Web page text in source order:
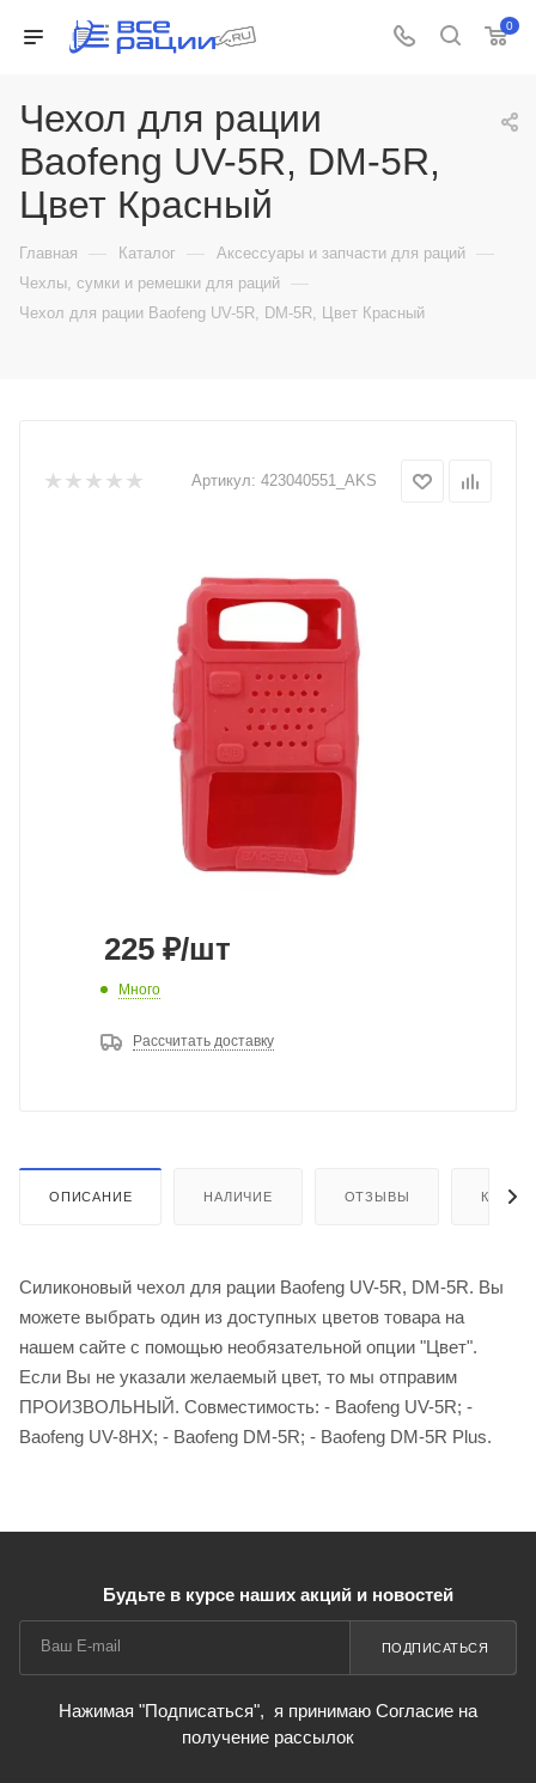
0
Чехол для рации
Baofeng UV-5R, DM-5R,
Цвет Красный
Главная — Каталог — Аксессуары и запчасти для раций —
Чехлы, сумки и ремешки для раций —
Чехол для рации Baofeng UV-5R, DM-5R, Цвет Красный
Артикул: 423040551_AKS
225 ₽/шт
Много
Рассчитать доставку
ОПИСАНИЕ НАЛИЧИЕ ОТЗЫВЫ КАК
Силиконовый чехол для рации Baofeng UV-5R, DM-5R. Вы
можете выбрать один из доступных цветов товара на
нашем сайте с помощью необязательной опции "Цвет".
Если Вы не указали желаемый цвет, то мы отправим
ПРОИЗВОЛЬНЫЙ. Совместимость: - Baofeng UV-5R; -
Baofeng UV-8HX; - Baofeng DM-5R; - Baofeng DM-5R Plus.
Будьте в курсе наших акций и новостей
ПОДПИСАТЬСЯ
Нажимая "Подписаться", я принимаю Согласие на
получение рассылок